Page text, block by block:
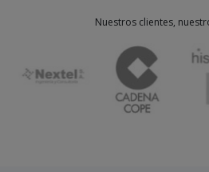
Nuestros clientes,